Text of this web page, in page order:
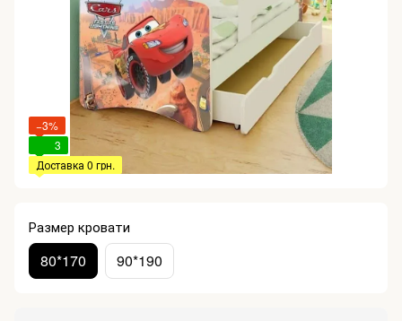
−3%
3
Доставка 0 грн.
Размер кровати
80*170 90*190